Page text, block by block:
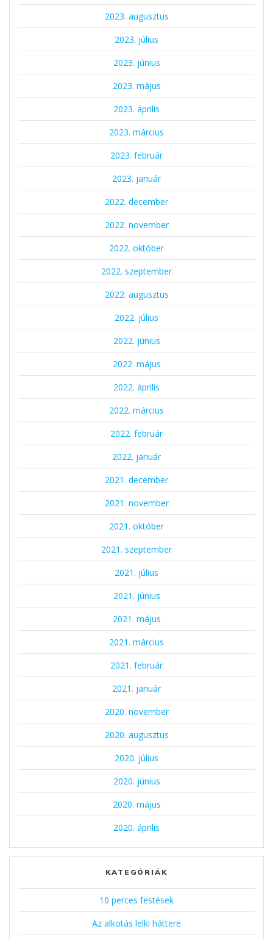
2023. augusztus
2023. július
2023. június
2023. május
2023. április
2023. március
2023. február
2023. január
2022. december
2022. november
2022. október
2022. szeptember
2022. augusztus
2022. július
2022. június
2022. május
2022. április
2022. március
2022. február
2022. január
2021. december
2021. november
2021. október
2021. szeptember
2021. július
2021. június
2021. május
2021. március
2021. február
2021. január
2020. november
2020. augusztus
2020. július
2020. június
2020. május
2020. április
KATEGÓRIÁK
10 perces festések
Az alkotás lelki háttere